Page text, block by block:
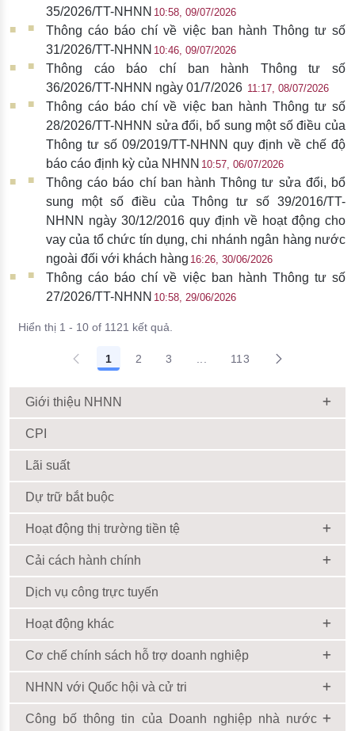
35/2026/TT-NHNN 10:58, 09/07/2026
Thông cáo báo chí về việc ban hành Thông tư số
31/2026/TT-NHNN 10:46, 09/07/2026
Thông cáo báo chí ban hành Thông tư số
36/2026/TT-NHNN ngày 01/7/2026 11:17, 08/07/2026
Thông cáo báo chí về việc ban hành Thông tư số
28/2026/TT-NHNN sửa đổi, bổ sung một số điều của
Thông tư số 09/2019/TT-NHNN quy định về chế độ
báo cáo định kỳ của NHNN 10:57, 06/07/2026
Thông cáo báo chí ban hành Thông tư sửa đổi, bổ
sung một số điều của Thông tư số 39/2016/TT-
NHNN ngày 30/12/2016 quy định về hoạt động cho
vay của tổ chức tín dụng, chi nhánh ngân hàng nước
ngoài đối với khách hàng​​​ 16:26, 30/06/2026
Thông cáo báo chí về việc ban hành Thông tư số
27/2026/TT-NHNN 10:58, 29/06/2026
Hiển thị 1 - 10 of 1121 kết quả.
1 2 3 113
Giới thiệu NHNN
CPI
Lãi suất
Dự trữ bắt buộc
Hoạt động thị trường tiền tệ
Cải cách hành chính
Dịch vụ công trực tuyến
Hoạt động khác
Cơ chế chính sách hỗ trợ doanh nghiệp
NHNN với Quốc hội và cử tri
Công bố thông tin của Doanh nghiệp nhà nước